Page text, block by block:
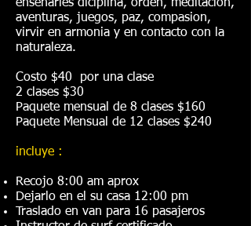
enseñarles diciplina, orden, meditacion,
aventuras, juegos, paz, compasion,
virvir en armonia y en contacto con la
naturaleza.
Costo $40 por una clase
2 clases $30
Paquete mensual de 8 clases $160
Paquete Mensual de 12 clases $240
incluye :
Recojo 8:00 am aprox
Dejarlo en el su casa 12:00 pm
Traslado en van para 16 pasajeros